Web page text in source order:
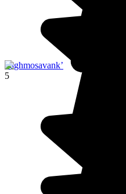
Saghmosavank’
5